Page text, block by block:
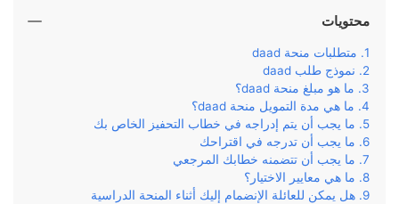
محتويات
متطلبات منحة daad
نموذج طلب daad
ما هو مبلغ منحة daad؟
ما هي مدة التمويل منحة daad؟
ما يجب أن يتم إدراجه في خطاب التحفيز الخاص بك
ما يجب أن تدرجه في اقتراحك
ما يجب أن تتضمنه خطابك المرجعي
ما هي معايير الاختيار؟
هل يمكن للعائلة الإنضمام إليك أثناء المنحة الدراسية